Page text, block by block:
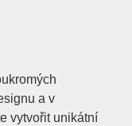
a v
vytvořit unikátní